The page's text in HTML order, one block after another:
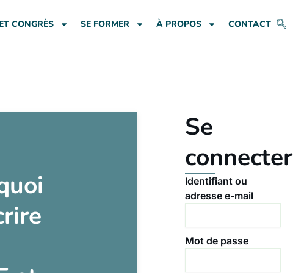
CONGRÈS SE FORMER À PROPOS CONTACT
Se
connecter
Identifiant ou
adresse e-mail
Mot de passe